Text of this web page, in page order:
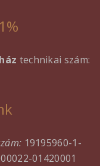
technikai szám:
19195960-1-
01420001